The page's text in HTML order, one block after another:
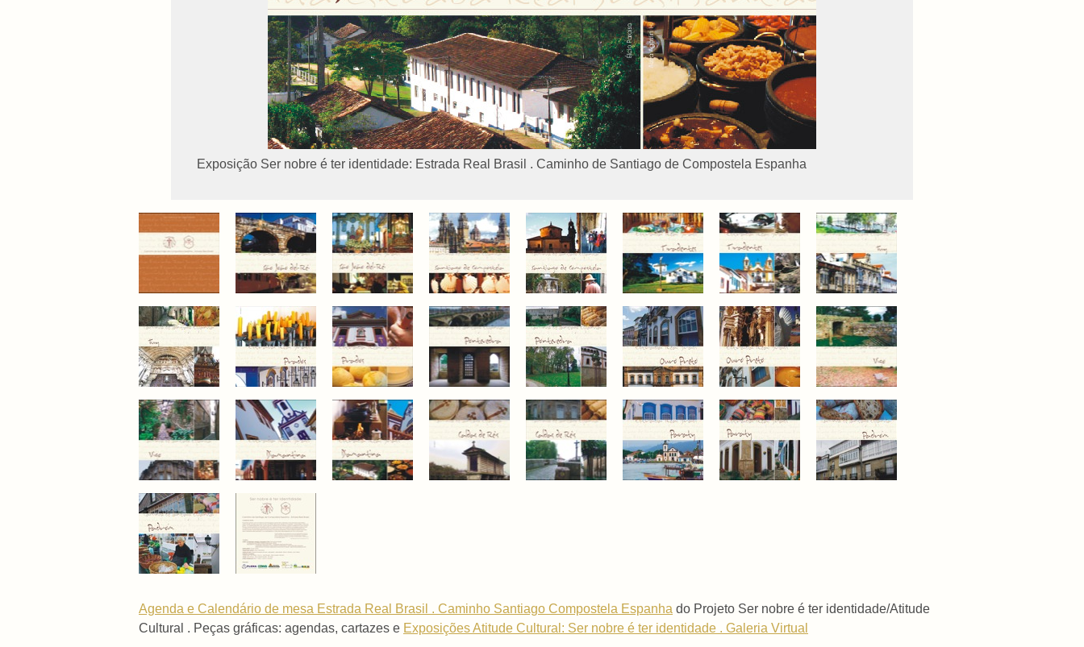
Exposição Ser nobre é ter identidade: Estrada Real Brasil . Caminho de Santiago de Compostela Espanha
Agenda e Calendário de mesa Estrada Real Brasil . Caminho Santiago Compostela Espanha do Projeto Ser nobre é ter identidade/Atitude
Cultural . Peças gráficas: agendas, cartazes e Exposições Atitude Cultural: Ser nobre é ter identidade . Galeria Virtual